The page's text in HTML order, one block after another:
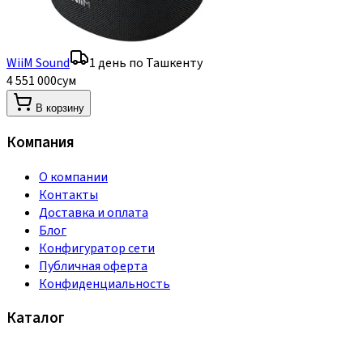
WiiM Sound
1 день по Ташкенту
4 551 000сум
В корзину
Компания
О компании
Контакты
Доставка и оплата
Блог
Конфигуратор сети
Публичная оферта
Конфиденциальность
Каталог